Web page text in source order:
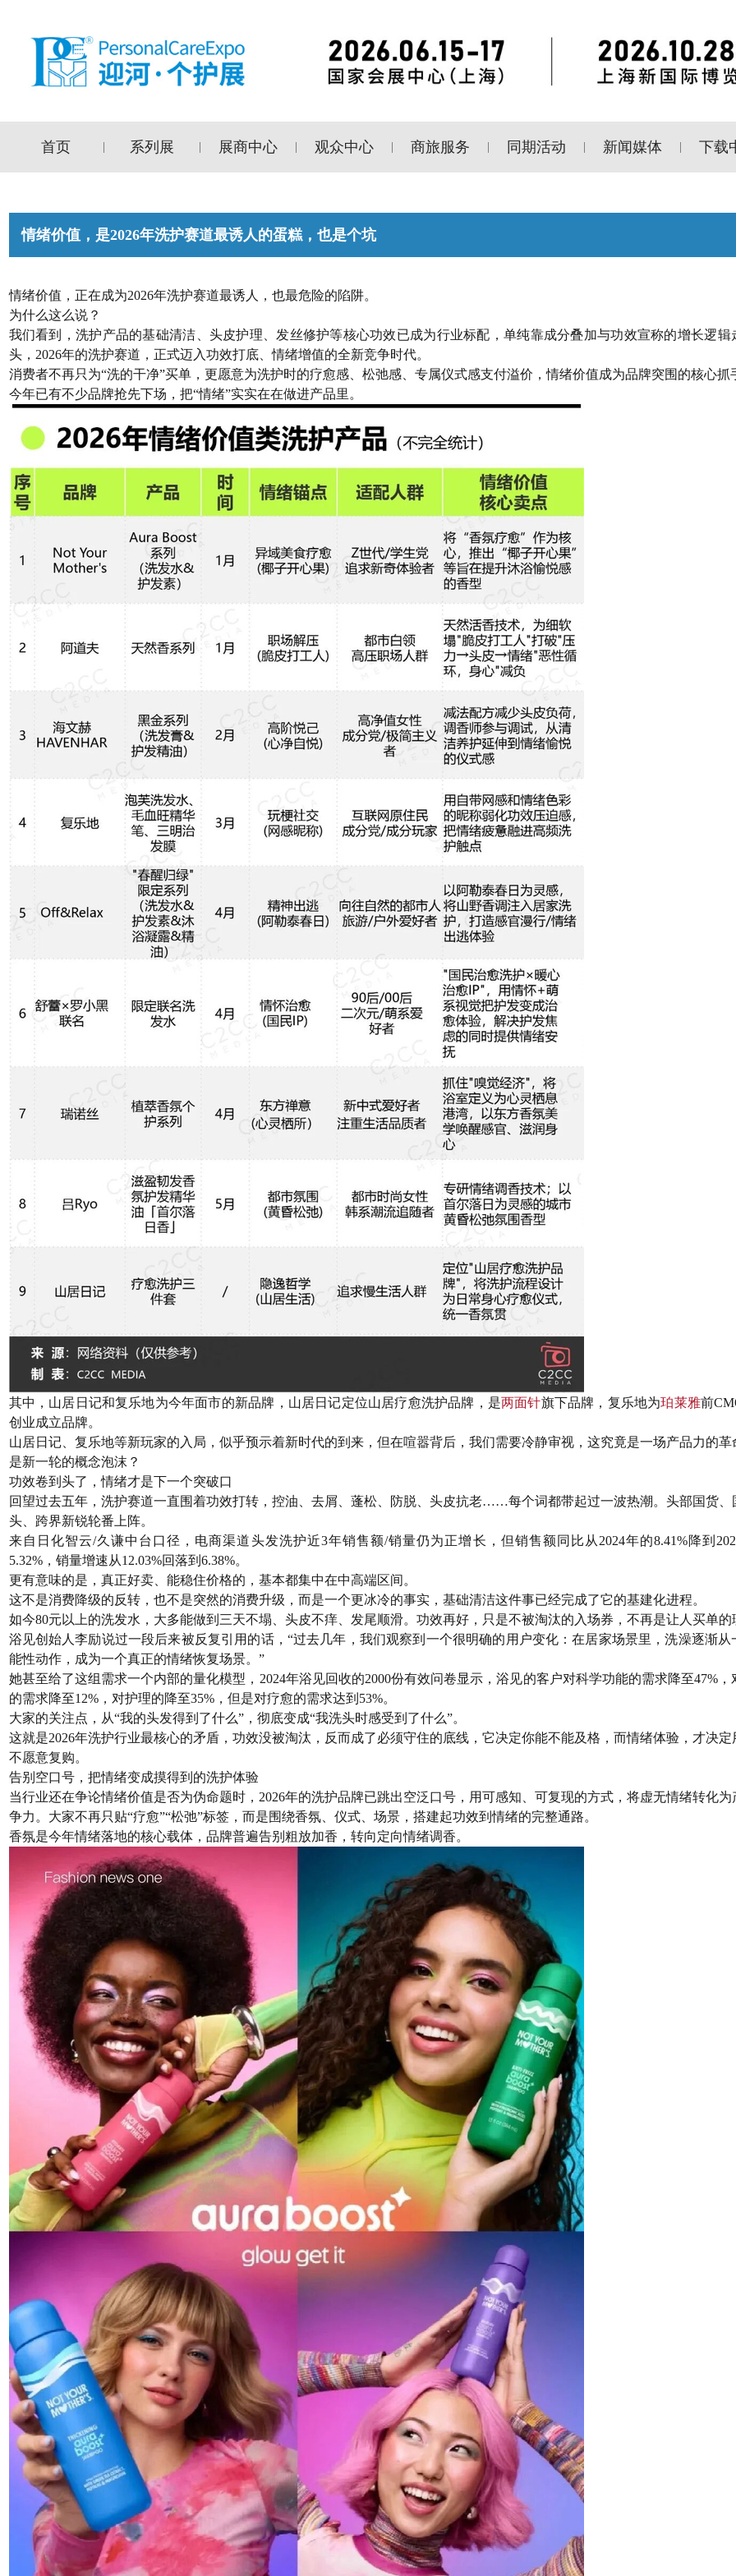
首页 系列展 展商中心 观众中心 商旅服务 同期活动 新闻媒体 下载
情绪价值，是2026年洗护赛道最诱人的蛋糕，也是个坑
情绪价值，正在成为2026年洗护赛道最诱人，也最危险的陷阱。
为什么这么说？
我们看到，洗护产品的基础清洁、头皮护理、发丝修护等核心功效已成为行业标配，单纯靠成分叠加与功效宣称的增长逻辑
头，2026年的洗护赛道，正式迈入功效打底、情绪增值的全新竞争时代。
消费者不再只为“洗的干净”买单，更愿意为洗护时的疗愈感、松弛感、专属仪式感支付溢价，情绪价值成为品牌突围的核心抓
今年已有不少品牌抢先下场，把“情绪”实实在在做进产品里。
其中，山居日记和复乐地为今年面市的新品牌，山居日记定位山居疗愈洗护品牌，是两面针旗下品牌，复乐地为珀莱雅前
创业成立品牌。
山居日记、复乐地等新玩家的入局，似乎预示着新时代的到来，但在喧嚣背后，我们需要冷静审视，这究竟是一场产品力的革
是新一轮的概念泡沫？
功效卷到头了，情绪才是下一个突破口
回望过去五年，洗护赛道一直围着功效打转，控油、去屑、蓬松、防脱、头皮抗老……每个词都带起过一波热潮。头部国货、
头、跨界新锐轮番上阵。
来自日化智云/久谦中台口径，电商渠道头发洗护近3年销售额/销量仍为正增长，但销售额同比从2024年的8.41%降到
5.32%，销量增速从12.03%回落到6.38%。
更有意味的是，真正好卖、能稳住价格的，基本都集中在中高端区间。
这不是消费降级的反转，也不是突然的消费升级，而是一个更冰冷的事实，基础清洁这件事已经完成了它的基建化进程。
如今80元以上的洗发水，大多能做到三天不塌、头皮不痒、发尾顺滑。功效再好，只是不被淘汰的入场券，不再是让人买单的
浴见创始人李励说过一段后来被反复引用的话，“过去几年，我们观察到一个很明确的用户变化：在居家场景里，洗澡逐渐从
能性动作，成为一个真正的情绪恢复场景。”
她甚至给了这组需求一个内部的量化模型，2024年浴见回收的2000份有效问卷显示，浴见的客户对科学功能的需求降至47%，
的需求降至12%，对护理的降至35%，但是对疗愈的需求达到53%。
大家的关注点，从“我的头发得到了什么”，彻底变成“我洗头时感受到了什么”。
这就是2026年洗护行业最核心的矛盾，功效没被淘汰，反而成了必须守住的底线，它决定你能不能及格，而情绪体验，才决定
不愿意复购。
告别空口号，把情绪变成摸得到的洗护体验
当行业还在争论情绪价值是否为伪命题时，2026年的洗护品牌已跳出空泛口号，用可感知、可复现的方式，将虚无情绪转化为
争力。大家不再只贴“疗愈”“松弛”标签，而是围绕香氛、仪式、场景，搭建起功效到情绪的完整通路。
香氛是今年情绪落地的核心载体，品牌普遍告别粗放加香，转向定向情绪调香。